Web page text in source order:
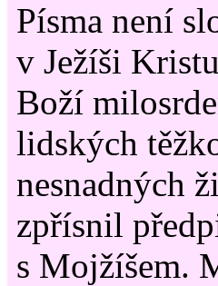
Písma není
v Ježíši
Boží
lidských
nesnadných
zpřísnil
s Mojžíšem.